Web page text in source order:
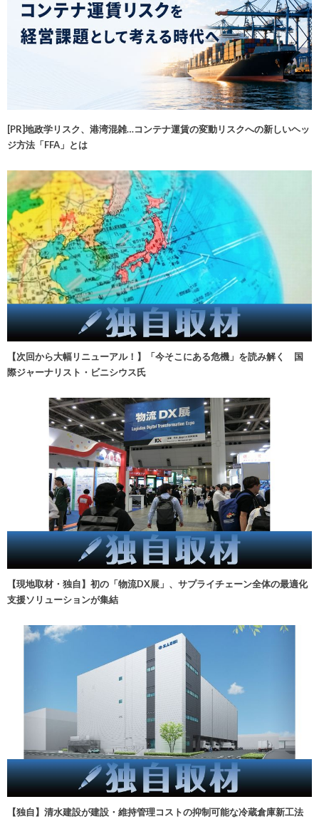
[PR]地政学リスク、港湾混雑…コンテナ運賃の変動リスクへの新しいヘッ
ジ方法「FFA」とは
【次回から大幅リニューアル！】「今そこにある危機」を読み解く 国
際ジャーナリスト・ビニシウス氏
【現地取材・独自】初の「物流DX展」、サプライチェーン全体の最適化
支援ソリューションが集結
【独自】清水建設が建設・維持管理コストの抑制可能な冷蔵倉庫新工法